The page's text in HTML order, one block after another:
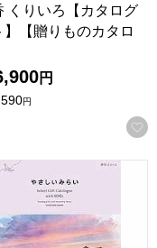
に登録する
くりいろ【カタログ
】【贈りものカタロ
円
円
】【贈りものカタロ
いみらい きらり【カ